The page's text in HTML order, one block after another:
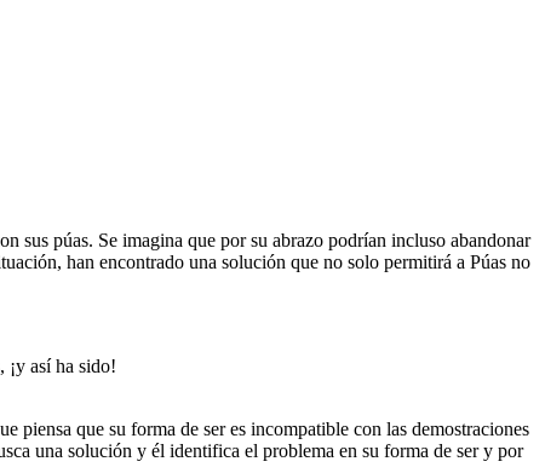
sus púas. Se imagina que por su abrazo podrían incluso abandonar
han encontrado una solución que no solo permitirá a Púas no
¡y así ha sido!
piensa que su forma de ser es incompatible con las demostraciones
una solución y él identifica el problema en su forma de ser y por